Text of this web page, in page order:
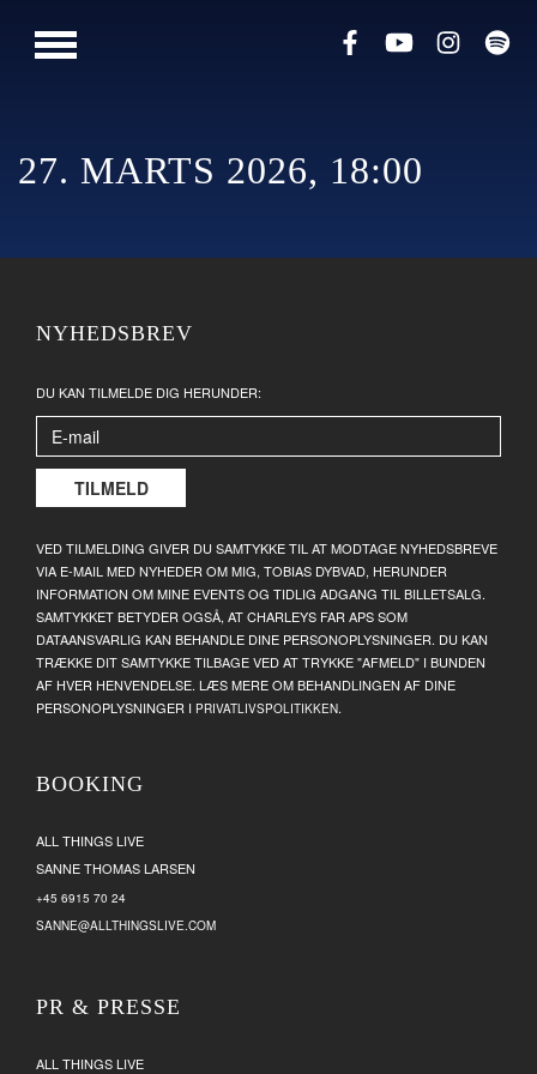
PRESSE
LIVESHOWS
27. MARTS 2026, 18:00
NYHEDSBREV
DU KAN TILMELDE DIG HERUNDER:
VED TILMELDING GIVER DU SAMTYKKE TIL AT MODTAGE NYHEDSBREVE
VIA E-MAIL MED NYHEDER OM MIG, TOBIAS DYBVAD, HERUNDER
INFORMATION OM MINE EVENTS OG TIDLIG ADGANG TIL BILLETSALG.
SAMTYKKET BETYDER OGSÅ, AT CHARLEYS FAR APS SOM
DATAANSVARLIG KAN BEHANDLE DINE PERSONOPLYSNINGER. DU KAN
TRÆKKE DIT SAMTYKKE TILBAGE VED AT TRYKKE "AFMELD" I BUNDEN
AF HVER HENVENDELSE. LÆS MERE OM BEHANDLINGEN AF DINE
PERSONOPLYSNINGER I PRIVATLIVSPOLITIKKEN.
BOOKING
ALL THINGS LIVE
SANNE THOMAS LARSEN
+45 6915 70 24
SANNE@ALLTHINGSLIVE.COM
PR & PRESSE
ALL THINGS LIVE